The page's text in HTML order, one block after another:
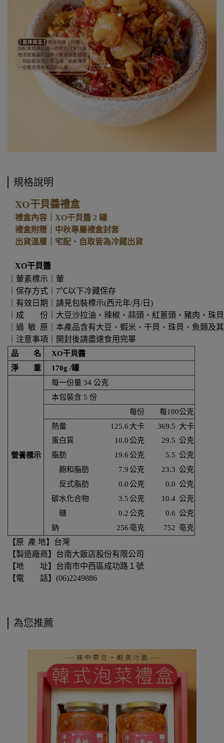
規格說明
XO干貝醬禮盒
禮盒內容｜XO干貝醬 2 罐
禮盒附贈｜中秋專屬禮盒封套
出貨溫層｜宅配、自取皆為冷藏出貨
XO干貝醬
｜葷素標示｜葷
｜保存方式｜7℃以下冷藏保存
｜有效日期｜請見包裝標示(西元年/月/日)
｜成 份｜大豆沙拉油、辣椒、蒜頭、紅蔥頭、豬肉、珠
｜過 敏 原｜本產品含有大豆、蝦米、干貝、珠貝、魚類及
｜注意事項｜開封後請盡速食用完畢
品 名
XO干貝醬
淨 重
170g /罐
營養標示
每一份量 34 公克
本包裝含 5 份
每份
每100公克
熱量
125.6 大卡 369.5 大卡
蛋白質
10.0 公克 29.5 公克
脂肪
19.6 公克 5.5 公克
飽和脂肪
7.9 公克 23.3 公克
反式脂肪
0.0 公克 0.0 公克
碳水化合物
3.5 公克 10.4 公克
糖
0.2 公克 0.6 公克
鈉
256 亳克 752 亳克
【原 產 地】台灣
【製造廠商】台南大飯店股份有限公司
【地 址】台南市中西區成功路１號
【電 話】(06)2249886
為您推薦